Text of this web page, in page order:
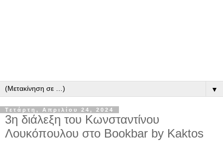
▼
Τετάρτη, Απριλίου 24, 2024
3η διάλεξη του Κωνσταντίνου
Λουκόπουλου στο Bookbar by Kaktos